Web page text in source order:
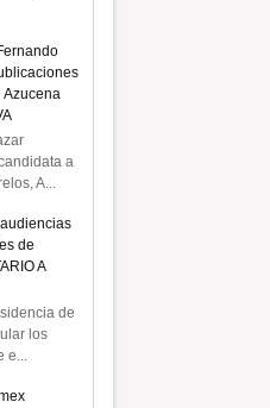
Azucena
a
A...
de
A
de
los